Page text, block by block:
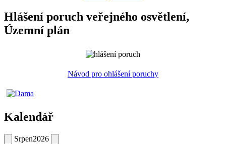
Hlášení poruch veřejného osvětlení,
Územní plán
Návod pro ohlášení poruchy
Kalendář
Srpen2026